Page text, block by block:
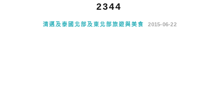
2344
清邁及泰國北部及東北部旅遊與美食 2015-06-22